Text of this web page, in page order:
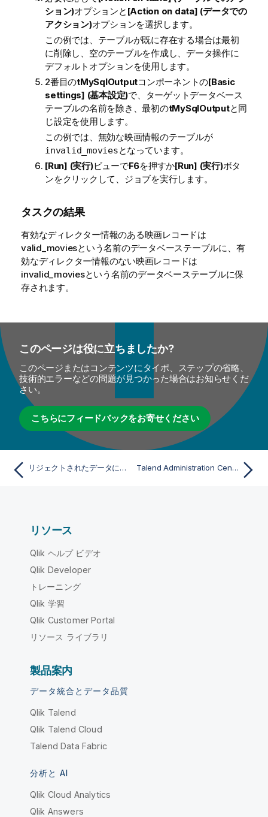
ション)オプションと [Action on data] (データでの
アクション)オプションを選択します。
この例では、テーブルが既に存在する場合は最初
に削除し、空のテーブルを作成し、データ操作に
デフォルトオプションを使用します。
2番目のtMySqlOutputコンポーネントの[Basic
settings] (基本設定)で、ターゲットデータベース
テーブルの名前を除き、最初のtMySqlOutputと同
じ設定を使用します。
この例では、無効な映画情報のテーブルが
invalid_moviesとなっています。
[Run] (実行)ビューでF6を押すか[Run] (実行)ボタ
ンをクリックして、ジョブを実行します。
タスクの結果
有効なディレクター情報のある映画レコードは
valid_moviesという名前のデータベーステーブルに、有
効なディレクター情報のない映画レコードは
invalid_moviesという名前のデータベーステーブルに保
存されます。
このページは役に立ちましたか?
このページまたはコンテンツにタイポ、ステップの省略、
技術的エラーなどの問題が見つかった場合はお知らせくだ
さい。
こちらにフィードバックをお寄せください
リジェクトされたデータにマッピングを設定 Talend Administration Centerでジョブを実行
リソース
Qlik ヘルプ ビデオ
Qlik Developer
トレーニング
Qlik 学習
Qlik Customer Portal
リソース ライブラリ
製品案内
データ統合とデータ品質
Qlik Talend
Qlik Talend Cloud
Talend Data Fabric
分析と AI
Qlik Cloud Analytics
Qlik Answers